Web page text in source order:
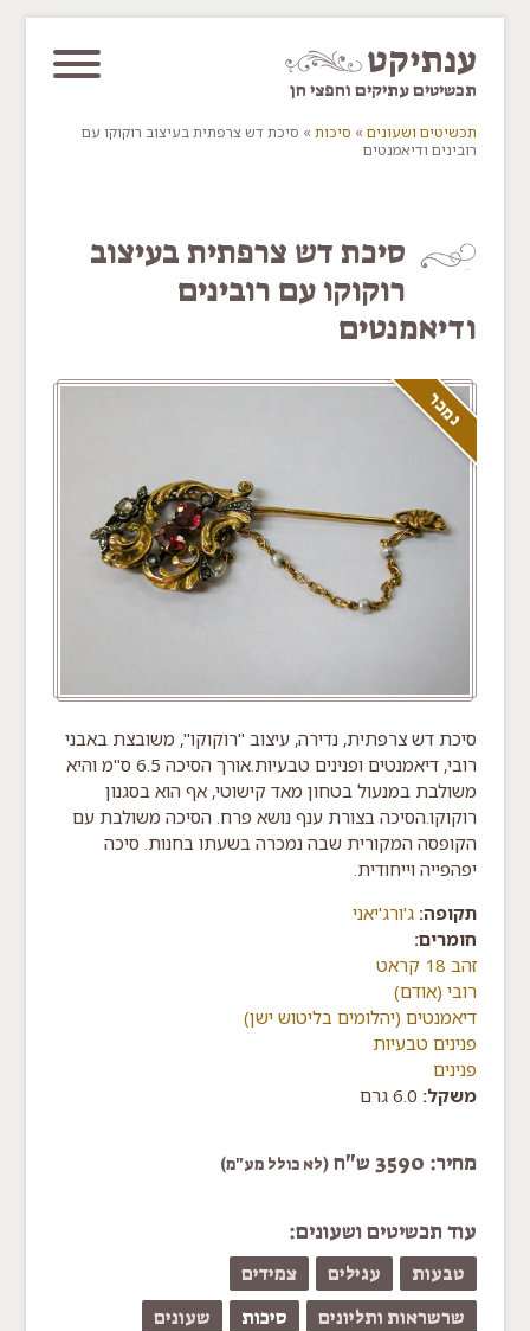
ענתיקט
תכשיטים עתיקים וחפצי חן
תכשיטים ושעונים » סיכות » סיכת דש צרפתית בעיצוב רוקוקו עם
רובינים ודיאמנטים
סיכת דש צרפתית בעיצוב
רוקוקו עם רובינים
ודיאמנטים
נמכר
סיכת דש צרפתית, נדירה, עיצוב "רוקוקו", משובצת באבני
רובי, דיאמנטים ופנינים טבעיות.אורך הסיכה 6.5 ס"מ והיא
משולבת במנעול בטחון מאד קישוטי, אף הוא בסגנון
רוקוקו.הסיכה בצורת ענף נושא פרח. הסיכה משולבת עם
הקופסה המקורית שבה נמכרה בשעתו בחנות. סיכה
יפהפייה וייחודית.
תקופה: ג'ורג'יאני
חומרים:
זהב 18 קראט
רובי (אודם)
דיאמנטים (יהלומים בליטוש ישן)
פנינים טבעיות
פנינים
משקל:
מחיר: 3590 ש"ח (לא כולל מע"מ)
עוד תכשיטים ושעונים:
טבעות עגילים
צמידים
שרשראות ותליונים
סיכות שעונים